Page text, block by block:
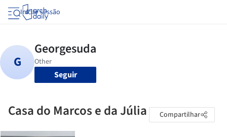
Iniciar sessão
Seguir
Casa do Marcos e da Júlia Compartilhar